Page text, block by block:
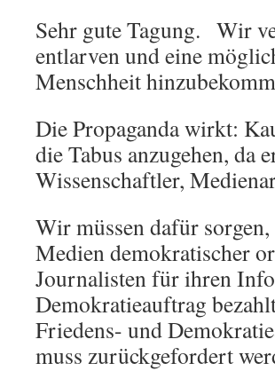
Sehr gute Tagung. Wir
entlarven und eine
Menschheit
Die Propaganda wirkt:
die Tabus anzugehen, da
Wissenschaftler,
Wir müssen dafür
Medien demokratischer
Journalisten für ihren
Demokratieauftrag
Friedens- und
muss zurückgefordert